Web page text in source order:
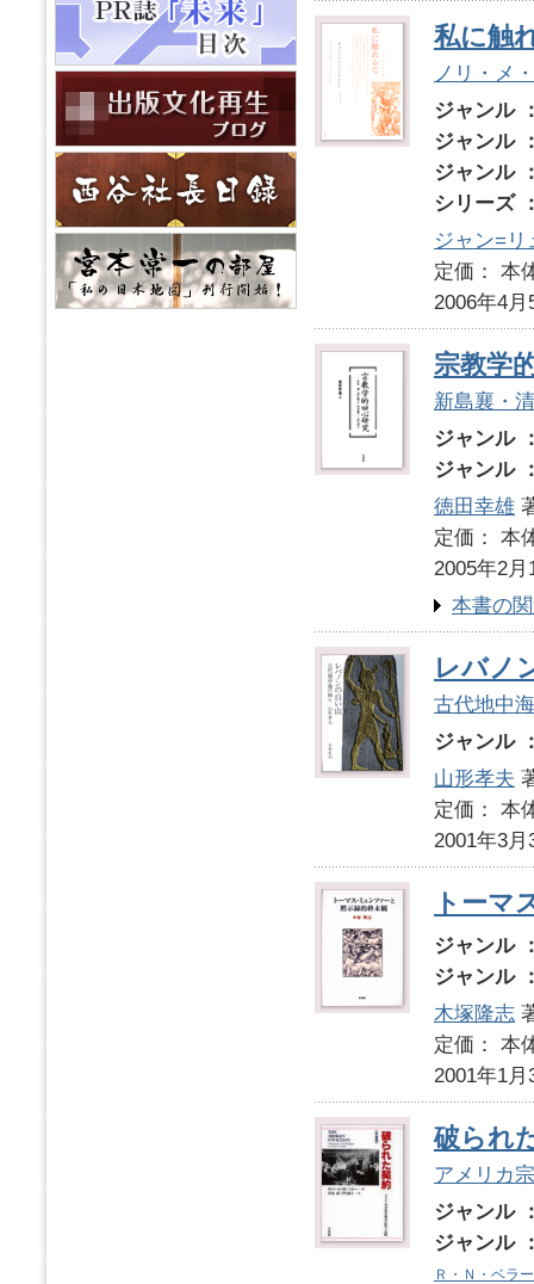
私に触
ノリ・メ
ジャンル
ジャンル
ジャンル
シリーズ
ジャン=リ
定価：
2006年4月
宗教学
新島襄・
ジャンル
ジャンル
徳田幸雄
定価：
2005年2月
本書の
レバノ
古代地中
ジャンル
山形孝夫
定価：
2001年3月
トーマ
ジャンル
ジャンル
木塚隆志
定価：
2001年1月
破られ
アメリカ
ジャンル
ジャンル
Ｒ・Ｎ・ベラー